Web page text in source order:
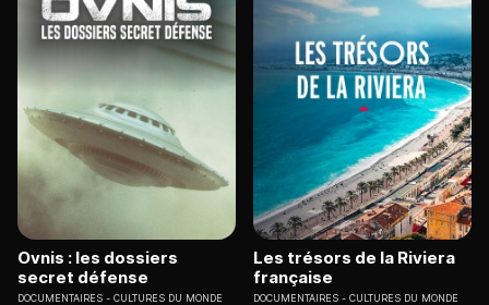
Ovnis : les dossiers
secret défense
DOCUMENTAIRES CULTURES DU MONDE
Les trésors de la Riviera
française
DOCUMENTAIRES CULTURES DU MONDE